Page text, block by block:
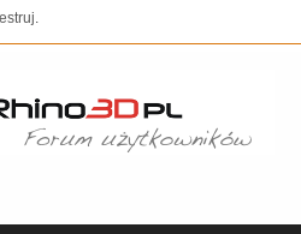
.